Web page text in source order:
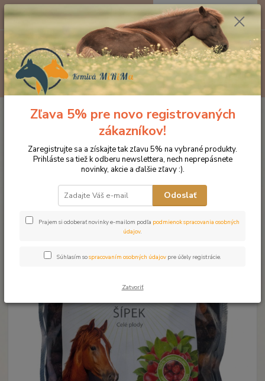
Menu
0ks
za0 €
Doplnky výživy Bylinky Šípky 500g
Zľava 5% pre novo registrovaných
zákazníkov!
Zaregistrujte sa a získajte tak zľavu 5% na vybrané produkty.
Prihláste sa tiež k odberu newslettera, nech neprepásnete
novinky, akcie a ďalšie zľavy :).
Odoslať
Prajem si odoberať novinky e-mailom podľa podmienok spracovania osobných
údajov.
Súhlasím sospracovaním osobných údajov pre účely registrácie.
Zatvoriť